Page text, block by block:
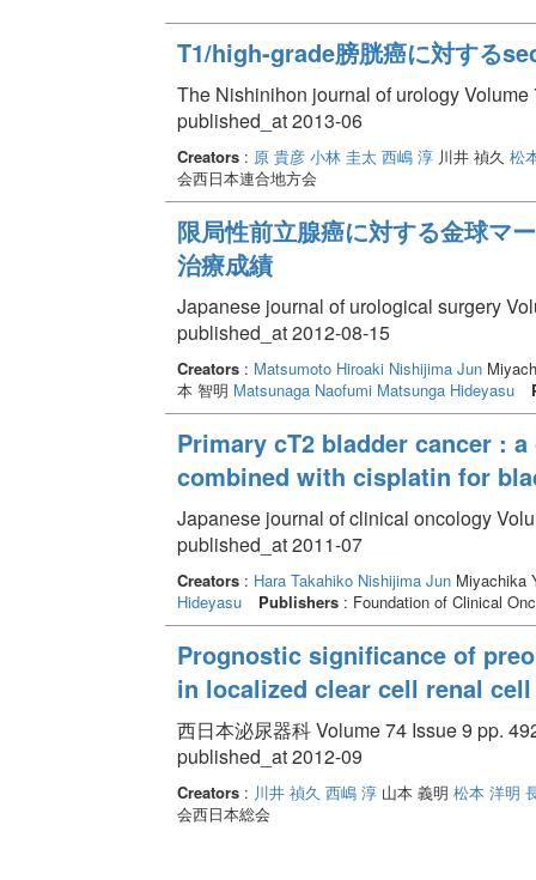
T1/high-grade膀胱癌に対する
The Nishinihon journal of urology Volume
published_at 2013-06
Creators: 原 貴彦 小林 圭太 西嶋 淳川井 禎久 松
会西日本連合地方会
限局性前立腺癌に対する金球マ
治療成績
Japanese journal of urological surgery
published_at 2012-08-15
Creators: Matsumoto Hiroaki Nishijima Jun
本 智明 Matsunaga Naofumi Matsunga Hideyasu
Primary cT2 bladder cancer :
combined with cisplatin for
Japanese journal of clinical oncology
published_at 2011-07
Creators: Hara Takahiko Nishijima JunMiyachika
Hideyasu
Publishers: Foundation of Clinical
Prognostic significance of
in localized clear cell renal
西日本泌尿器科 Volume 74 Issue 9 pp.
published_at 2012-09
Creators: 川井 禎久 西嶋 淳山本 義明 松本 洋明
会西日本総会